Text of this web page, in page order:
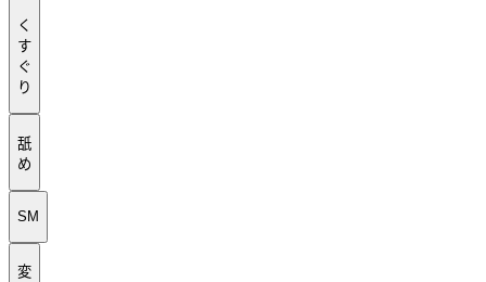
く
す
ぐ
り
舐
め
SM
変